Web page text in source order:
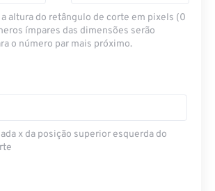
a altura do retângulo de corte em pixels (0
ímpares das dimensões serão
o número par mais próximo.
x da posição superior esquerda do